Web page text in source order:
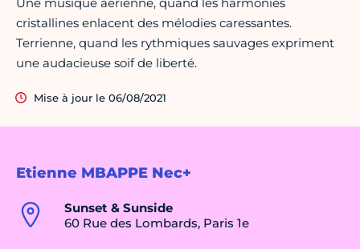
Etienne MBAPPE Nec+
Sunset & Sunside
60 Rue des Lombards, Paris 1e
Une musique aérienne, quand les harmonies
cristallines enlacent des mélodies caressantes.
Terrienne, quand les rythmiques sauvages expriment
une audacieuse soif de liberté.
Mise à jour le 06/08/2021